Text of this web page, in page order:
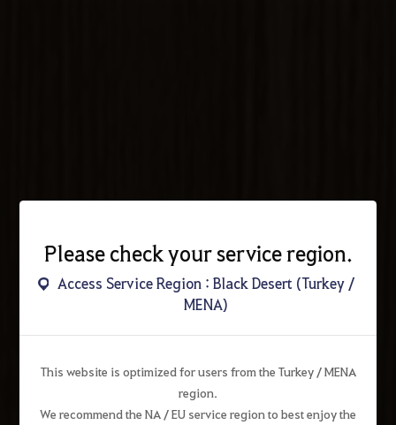
Please check your service region.
Access Service Region : Black Desert (Turkey /
MENA)
This website is optimized for users from the Turkey / MENA
region.
We recommend the NA / EU service region to best enjoy the